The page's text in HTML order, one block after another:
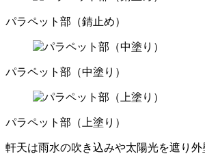
パラペット部（錆止め）
パラペット部（中塗り）
パラペット部（上塗り）
軒天は雨水の吹き込みや太陽光を遮り